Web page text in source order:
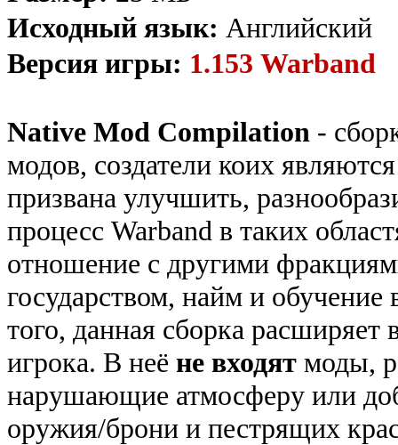
Исходный язык: Английский
Версия игры: 1.153 Warband
Native Mod Compilation -
модов, создатели коих
призвана улучшить,
процесс Warband в таких
отношение с другими
государством, найм и
того, данная сборка
игрока. В неё не входят моды,
нарушающие атмосферу или
оружия/брони и пестрящих